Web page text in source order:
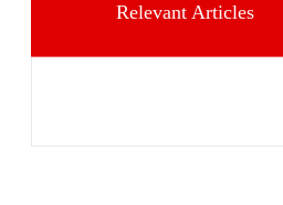
Relevant Articles